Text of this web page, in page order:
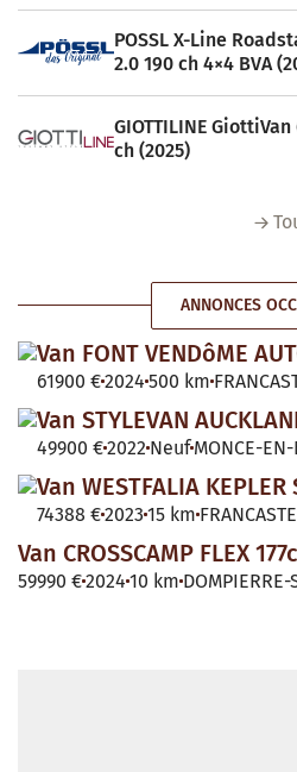
POSSL X-Line
2.0 190 ch 4×4 BVA
GIOTTILINE
ch (2025)
ANNONCES
Van FONT VENDôME
61900 €2024 500 km
Van STYLEVAN
49900 €2022 Neuf MONCE-
Van WESTFALIA KEPLER
74388 €2023 15 km
Van CROSSCAMP FLEX
59990 €2024 10 km